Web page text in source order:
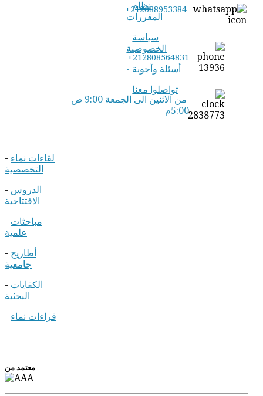
+212688953384
+212808564831
من الاثنين الى الجمعة 9:00 ص –
5:00م
-نظام
المقررات
- سياسة
الخصوصية
- أسئلة وأجوبة
- تواصلوا معنا
- لقاءات نماء
التخصصية
- الدروس
الافتتاحية
- مباحثات
علمية
- أطاريح
جامعية
- الكفايات
البحثية
- قراءات نماء
معتمد من